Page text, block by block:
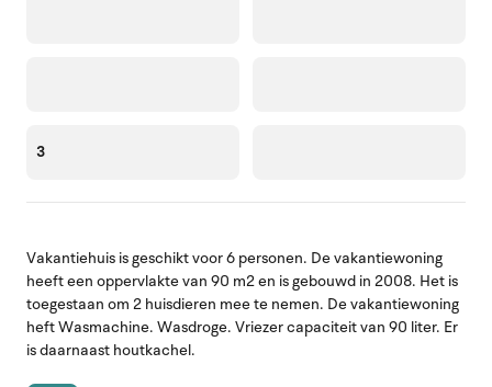
3
Vakantiehuis is geschikt voor 6 personen. De vakantiewoning
heeft een oppervlakte van 90 m2 en is gebouwd in 2008. Het is
toegestaan om 2 huisdieren mee te nemen. De vakantiewoning
heft Wasmachine. Wasdroge. Vriezer capaciteit van 90 liter. Er
is daarnaast houtkachel.